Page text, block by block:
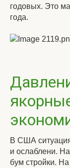
годовых. Это
года.
В США
и ослаблени.
бум стройки.